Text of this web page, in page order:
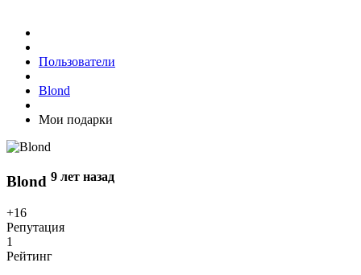
Пользователи
Blond
Мои подарки
Blond 9 лет назад
+16
Репутация
1
Рейтинг